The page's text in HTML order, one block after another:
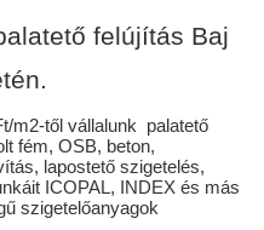
felújítás Baj
m2-től vállalunk palatető
fém, OSB, beton,
lapostető szigetelés,
ICOPAL, INDEX és más
szigetelőanyagok